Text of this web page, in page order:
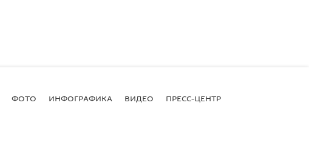
ФОТО ИНФОГРАФИКА ВИДЕО ПРЕСС-ЦЕНТР